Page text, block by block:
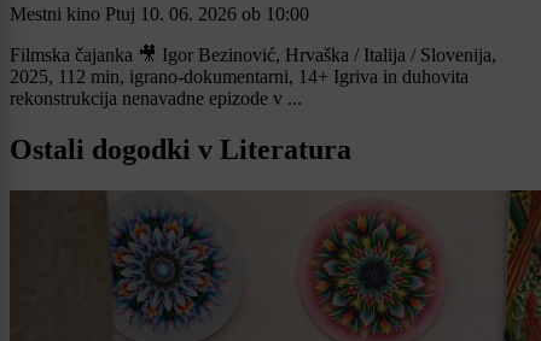
Mestni kino Ptuj 10. 06. 2026 ob 10:00
Filmska čajanka 🎥 Igor Bezinović, Hrvaška / Italija / Slovenija,
2025, 112 min, igrano-dokumentarni, 14+ Igriva in duhovita
rekonstrukcija nenavadne epizode v ...
Ostali dogodki v Literatura